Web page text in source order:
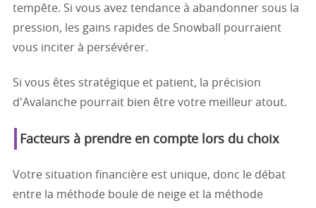
tempête. Si vous avez tendance à abandonner sous la
pression, les gains rapides de Snowball pourraient
vous inciter à persévérer.
Si vous êtes stratégique et patient, la précision
d'Avalanche pourrait bien être votre meilleur atout.
Facteurs à prendre en compte lors du choix
Votre situation financière est unique, donc le débat
entre la méthode boule de neige et la méthode